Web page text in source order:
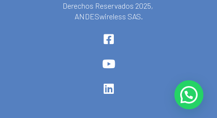
Derechos Reservados 2025,
ANDESwireless SAS.